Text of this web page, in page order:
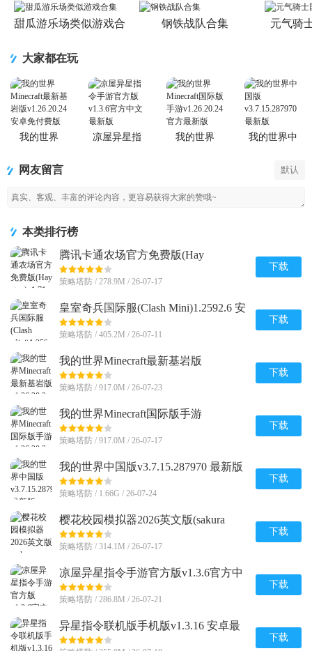
甜瓜游乐场类似游戏合
钢铁战队合集 元气骑
大家都在玩
我的世界
凉屋异星指
我的世界
我的世界中
网友留言 默认
本类排行榜
腾讯卡通农场官方免费版(Hay
Day)v1.71.1 安卓最新版
策略塔防 / 278.9M / 26-07-17
下载
皇室奇兵国际服(Clash Mini)1.2592.6 安
卓最新版
策略塔防 / 405.2M / 26-07-11
下载
我的世界Minecraft最新基岩版
v1.26.20.24 安卓免付费版
策略塔防 / 917.0M / 26-07-23
下载
我的世界Minecraft国际版手游
v1.26.20.24 官方最新版
策略塔防 / 917.0M / 26-07-17
下载
我的世界中国版v3.7.15.287970 最新版
策略塔防 / 1.66G / 26-07-24
下载
樱花校园模拟器2026英文版(sakura
schoolsimulator)v1.048.08 手机版
策略塔防 / 314.1M / 26-07-17
下载
凉屋异星指令手游官方版v1.3.6官方中
文最新版
策略塔防 / 286.8M / 26-07-21
下载
异星指令联机版手机版v1.3.16 安卓最
新版
下载